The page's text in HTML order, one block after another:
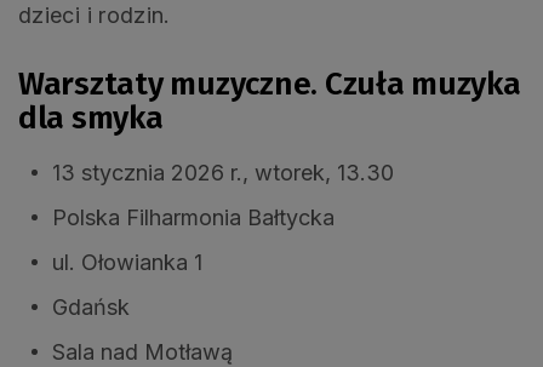
dzieci i rodzin.
Warsztaty muzyczne. Czuła muzyka
dla smyka
13 stycznia 2026 r., wtorek, 13.30
Polska Filharmonia Bałtycka
ul. Ołowianka 1
Gdańsk
Sala nad Motławą